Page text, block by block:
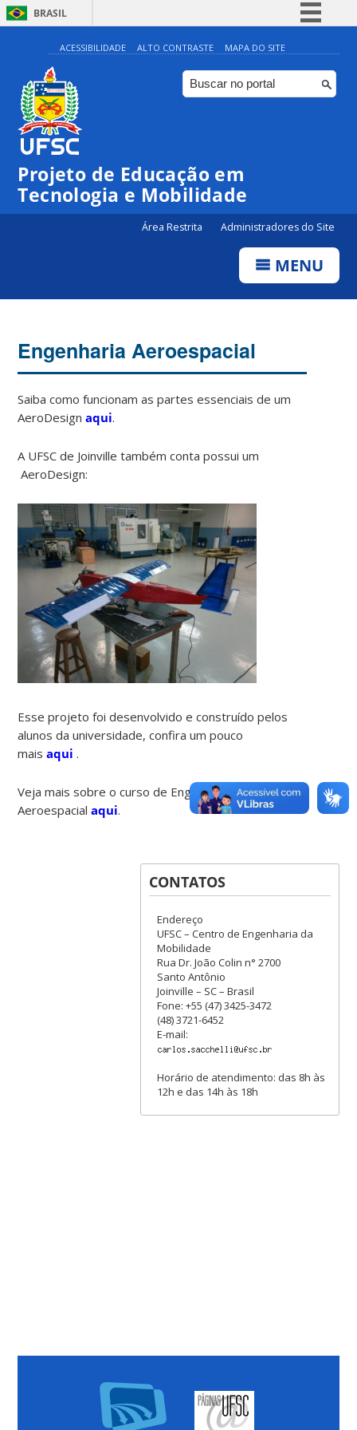
BRASIL
Simplifique!
Comunica BR
Participe
Canais
ACESSIBILIDADE ALTO CONTRASTE MAPA DO SITE
Projeto de Educação em
Tecnologia e Mobilidade
Área Restrita Administradores do Site
MENU
Engenharia Aeroespacial
Saiba como funcionam as partes essenciais de um
AeroDesignaqui.
A UFSC de Joinville também conta possui um
AeroDesign:
Esse projeto foi desenvolvido e construído pelos
alunos da universidade, confira um pouco
maisaqui .
Veja mais sobre o curso de Engenharia
Aeroespacialaqui.
CONTATOS
Endereço
UFSC – Centro de Engenharia da
Mobilidade
Rua Dr. João Colin n° 2700
Santo Antônio
Joinville – SC – Brasil
Fone: +55 (47) 3425-3472
(48) 3721-6452
E-mail:
Horário de atendimento: das 8h às
12h e das 14h às 18h